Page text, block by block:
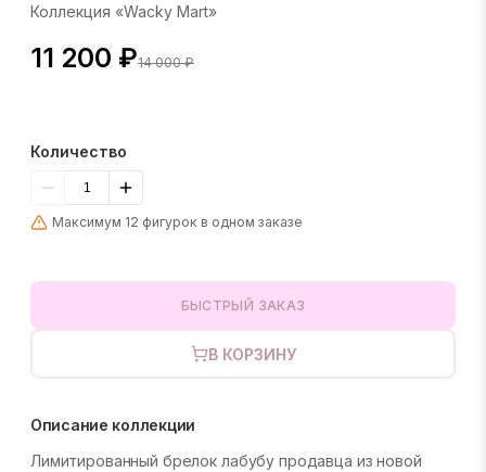
Коллекция «Wacky Mart»
11 200 ₽14 000 ₽
Количество
Максимум 12 фигурок в одном заказе
БЫСТРЫЙ ЗАКАЗ
В КОРЗИНУ
Описание коллекции
Лимитированный брелок лабубу продавца из новой